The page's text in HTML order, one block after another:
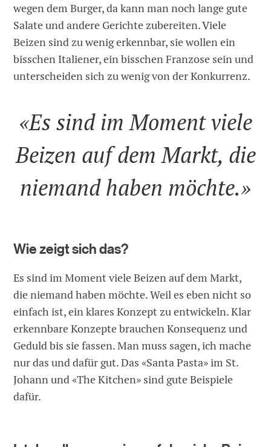
wegen dem Burger, da kann man noch lange gute
Salate und andere Gerichte zubereiten. Viele
Beizen sind zu wenig erkennbar, sie wollen ein
bisschen Italiener, ein bisschen Franzose sein und
unterscheiden sich zu wenig von der Konkurrenz.
«Es sind im Moment viele
Beizen auf dem Markt, die
niemand haben möchte.»
Wie zeigt sich das?
Es sind im Moment viele Beizen auf dem Markt,
die niemand haben möchte. Weil es eben nicht so
einfach ist, ein klares Konzept zu entwickeln. Klar
erkennbare Konzepte brauchen Konsequenz und
Geduld bis sie fassen. Man muss sagen, ich mache
nur das und dafür gut. Das «Santa Pasta» im St.
Johann und «The Kitchen» sind gute Beispiele
dafür.